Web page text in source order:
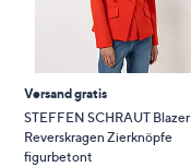
Versand gratis
STEFFEN SCHRAUT Blazer
Reverskragen Zierknöpfe
figurbetont